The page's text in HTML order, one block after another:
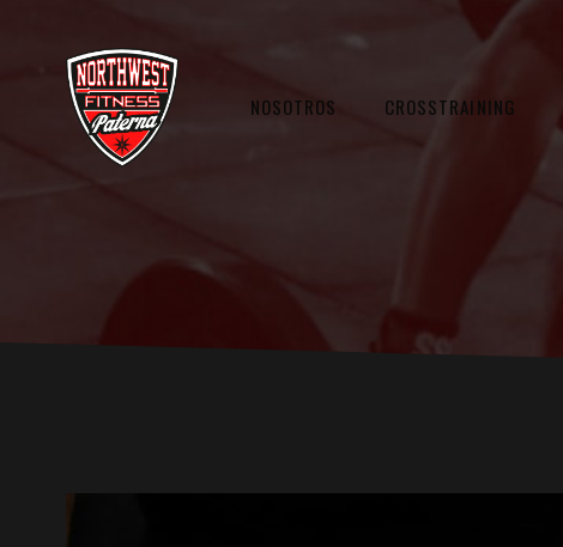
NOSOTROS CROSSTRAINING